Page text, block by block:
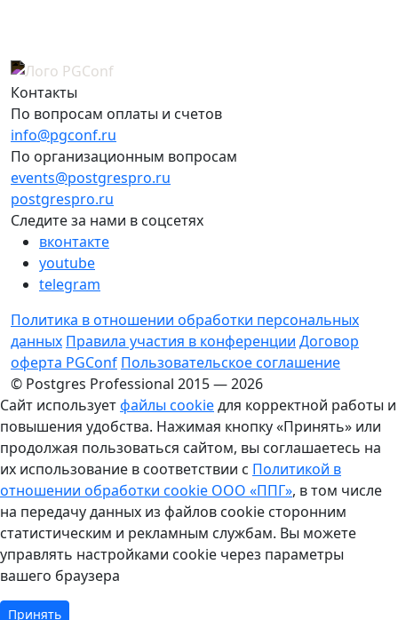
Контакты
По вопросам оплаты и счетов
info@pgconf.ru
По организационным вопросам
events@postgrespro.ru
postgrespro.ru
Следите за нами в соцсетях
вконтакте
youtube
telegram
Политика в отношении обработки персональных
данных Правила участия в конференции Договор
оферта PGConf Пользовательское соглашение
© Postgres Professional 2015 — 2026
Сайт используетфайлы cookieдля корректной работы и
повышения удобства. Нажимая кнопку «Принять» или
продолжая пользоваться сайтом, вы соглашаетесь на
их использование в соответствии с Политикой в
отношении обработки cookie ООО «ППГ», в том числе
на передачу данных из файлов cookie сторонним
статистическим и рекламным службам. Вы можете
управлять настройками cookie через параметры
вашего браузера
Принять